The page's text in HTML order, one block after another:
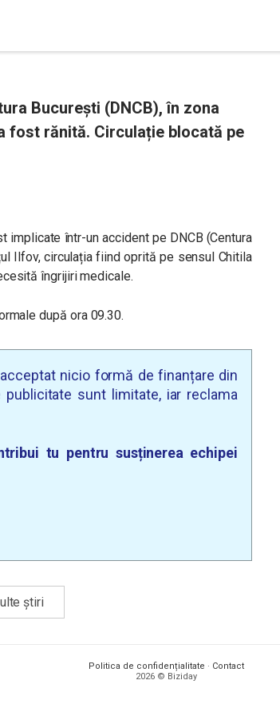
București (DNCB), în zona
fost rănită. Circulație blocată pe
într-un accident pe DNCB (Centura
Ilfov, circulația fiind oprită pe sensul Chitila
îngrijiri medicale.
după ora 09.30.
nicio formă de finanțare din
sunt limitate, iar reclama
tu pentru susținerea echipei
știri
Politica de confidențialitate · Contact
2026 © Biziday